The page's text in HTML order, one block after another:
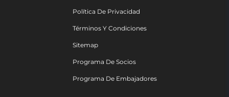
Política De Privacidad
Términos Y Condiciones
Sitemap
Programa De Socios
Programa De Embajadores